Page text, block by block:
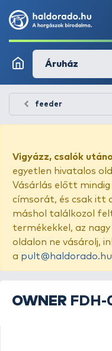
Áruház
feeder
Vigyázz, csalók
egyetlen hivatalos
Vásárlás előtt mindig
címsorát, és csak itt
máshol találkozol
termékekkel, az
oldalon ne vásárolj,
a pult@haldorado.hu
OWNER FDH-